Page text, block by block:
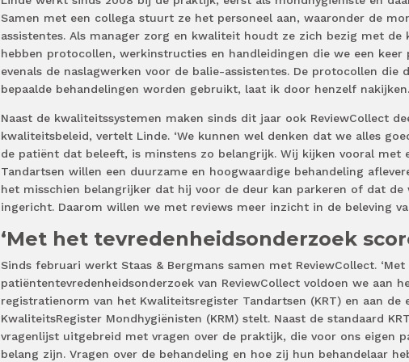
Samen met een collega stuurt ze het personeel aan, waaronder de
assistentes. Als manager zorg en kwaliteit houdt ze zich bezig met de
hebben protocollen, werkinstructies en handleidingen die we een keer
evenals de naslagwerken voor de balie-assistentes. De protocollen die
bepaalde behandelingen worden gebruikt, laat ik door henzelf
Naast de kwaliteitssystemen maken sinds dit jaar ook ReviewCollect
kwaliteitsbeleid, vertelt Linde. ‘We kunnen wel denken dat we alles
de patiënt dat beleeft, is minstens zo belangrijk. Wij kijken vooral met
Tandartsen willen een duurzame en hoogwaardige behandeling
het misschien belangrijker dat hij voor de deur kan parkeren of dat
ingericht. Daarom willen we met reviews meer inzicht in de beleving
‘Met het tevredenheidsonderzoek
Sinds februari werkt Staas & Bergmans samen met ReviewCollect. ‘Met
patiëntentevredenheidsonderzoek van ReviewCollect voldoen we aan
registratienorm van het Kwaliteitsregister Tandartsen (KRT) en aan de
KwaliteitsRegister Mondhygiënisten (KRM) stelt. Naast de standaard
vragenlijst uitgebreid met vragen over de praktijk, die voor ons eigen
belang zijn. Vragen over de behandeling en hoe zij hun behandelaar